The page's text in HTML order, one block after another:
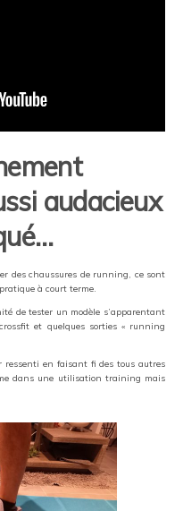
audacieux
des chaussures de running, ce sont
à court terme.
de tester un modèle s’apparentant
et quelques sorties « running
ressenti en faisant fi des tous autres
dans une utilisation training mais